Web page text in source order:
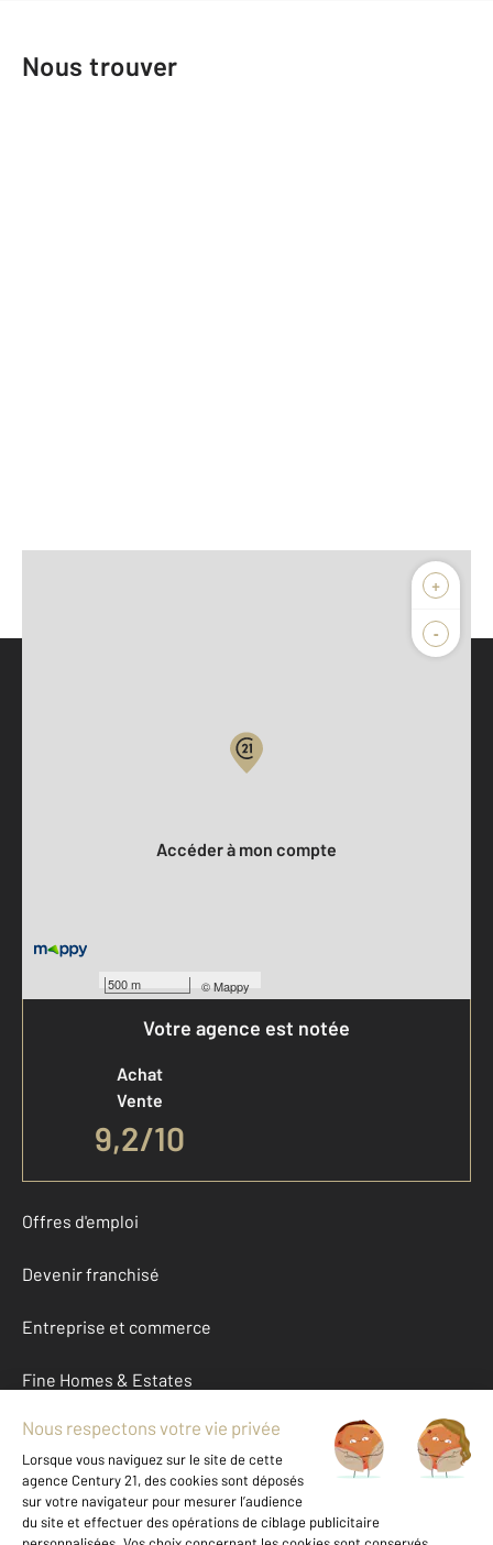
Nous trouver
+
-
500 m ©Mappy
Accéder à mon compte
Votre agence est notée
Achat
Vente
9,2/10
Offres d'emploi
Devenir franchisé
Entreprise et commerce
Fine Homes & Estates
À propos
International
Nous contacter